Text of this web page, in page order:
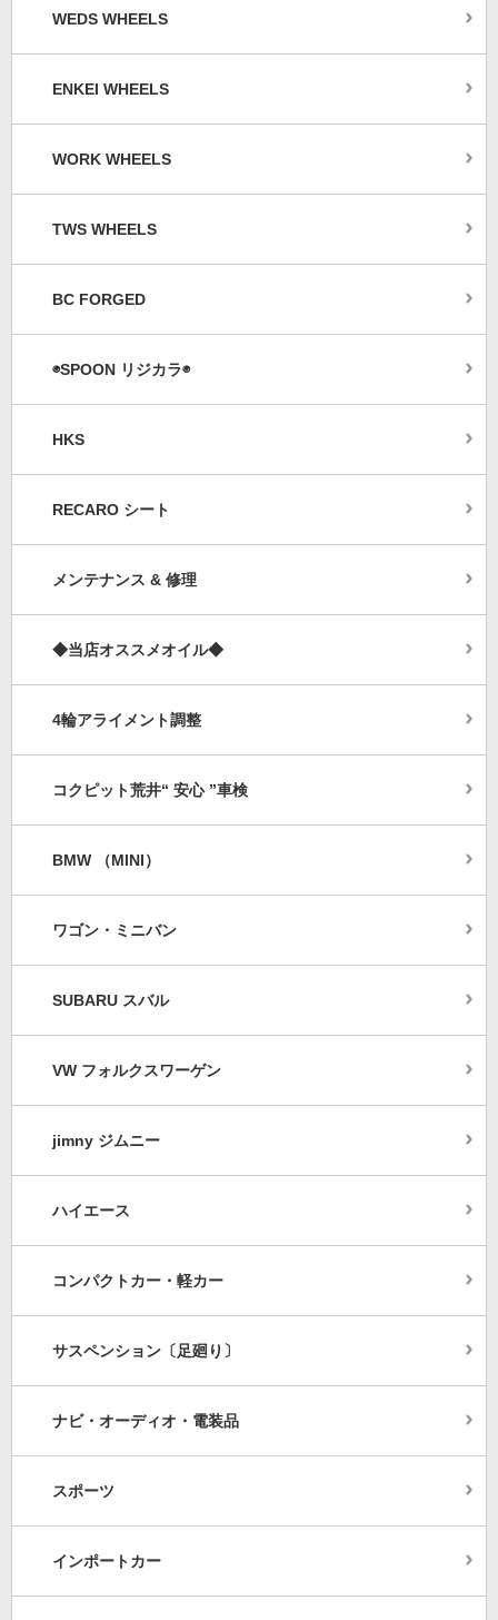
WEDS WHEELS
ENKEI WHEELS
WORK WHEELS
TWS WHEELS
BC FORGED
◉SPOON リジカラ◉
HKS
RECARO シート
メンテナンス & 修理
◆当店オススメオイル◆
4輪アライメント調整
コクピット荒井“ 安心 ”車検
BMW （MINI）
ワゴン・ミニバン
SUBARU スバル
VW フォルクスワーゲン
jimny ジムニー
ハイエース
コンパクトカー・軽カー
サスペンション〔足廻り〕
ナビ・オーディオ・電装品
スポーツ
インポートカー